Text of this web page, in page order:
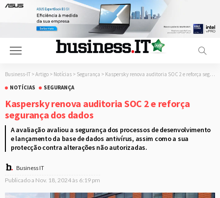
Business-IT > Artigo > Notícias > Segurança > Kaspersky renova auditoria SOC 2 e reforça segurança dos dados
NOTÍCIAS
SEGURANÇA
Kaspersky renova auditoria SOC 2 e reforça
segurança dos dados
A avaliação avaliou a segurança dos processos de desenvolvimento
e lançamento da base de dados antivírus, assim como a sua
protecção contra alterações não autorizadas.
Business IT
Publicado a Nov. 18, 2024 às 6:19 pm